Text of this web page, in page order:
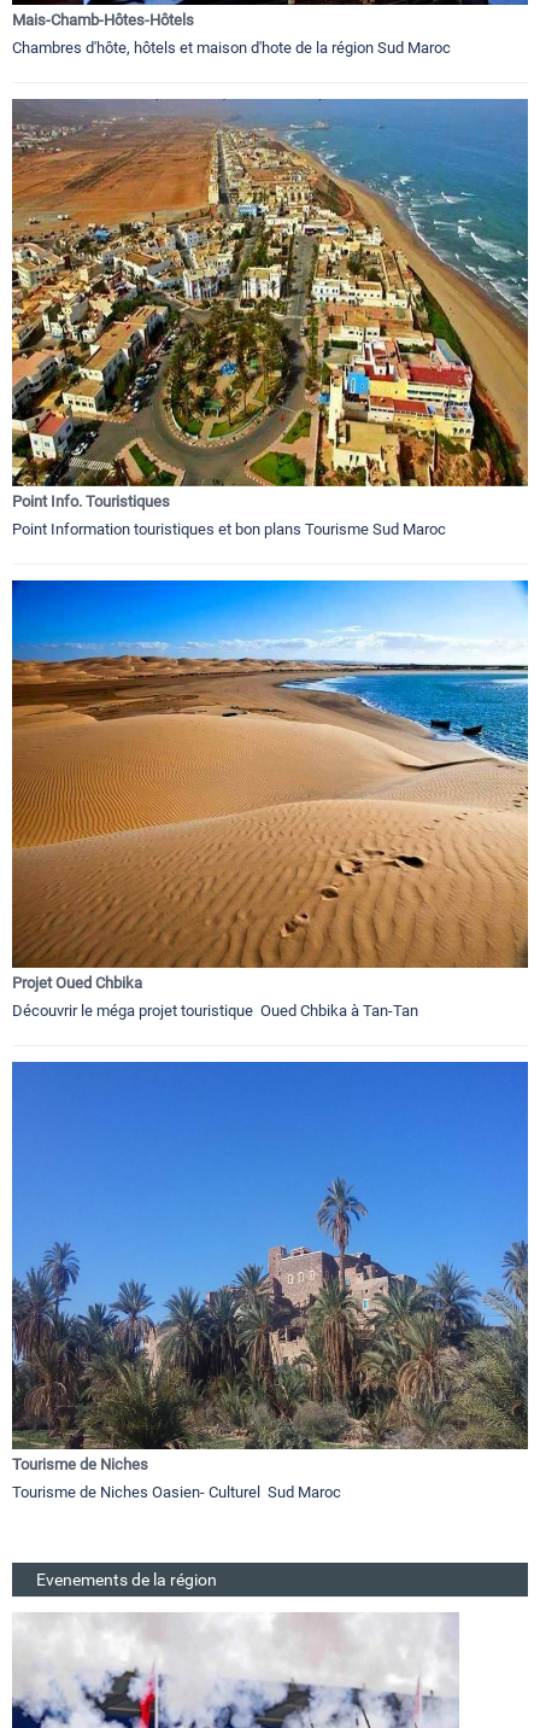
Mais-Chamb-Hôtes-Hôtels
Chambres d'hôte, hôtels et maison d'hote de la région Sud Maroc
Point Info. Touristiques
Point Information touristiques et bon plans Tourisme Sud Maroc
Projet Oued Chbika
Découvrir le méga projet touristique Oued Chbika à Tan-Tan
Tourisme de Niches
Tourisme de Niches Oasien- Culturel Sud Maroc
Evenements de la région